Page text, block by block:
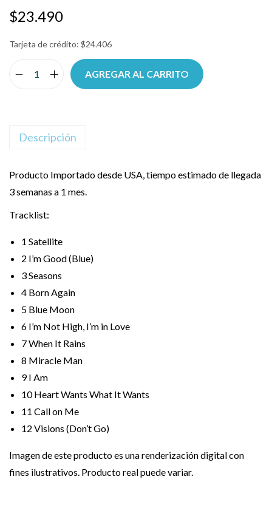
$23.490
Tarjeta de crédito: $24.406
AGREGAR AL CARRITO
Descripción
Producto Importado desde USA, tiempo estimado de llegada
3 semanas a 1 mes.
Tracklist:
1 Satellite
2 I’m Good (Blue)
3Seasons
4 Born Again
5 Blue Moon
6 I’m Not High, I’m in Love
7When It Rains
8 Miracle Man
9I Am
10Heart Wants What It Wants
11 Call on Me
12 Visions (Don’t Go)
Imagen de este producto es una renderización digital con
fines ilustrativos. Producto real puede variar.